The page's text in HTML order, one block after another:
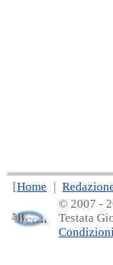
[Home |
© 2007 -
Testata